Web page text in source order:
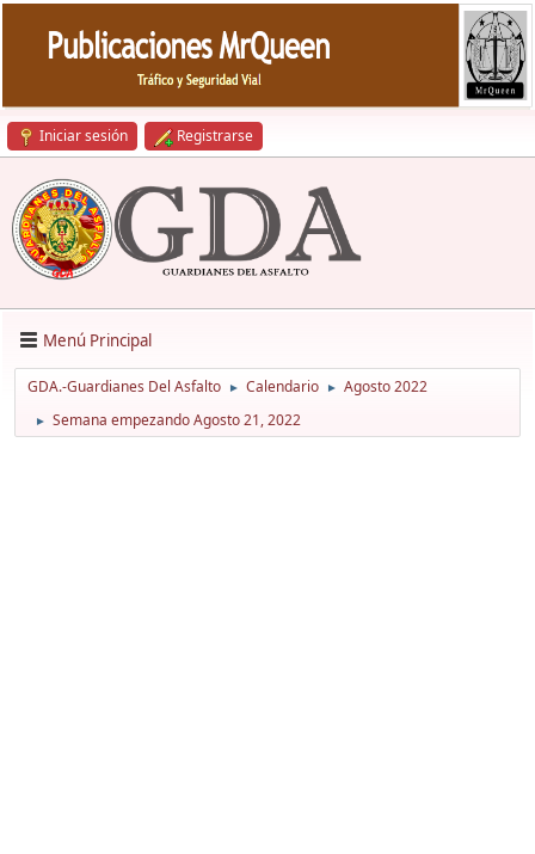
Iniciar sesión Registrarse
Menú Principal
GDA.-Guardianes Del Asfalto ► Calendario ► Agosto 2022
► Semana empezando Agosto 21, 2022